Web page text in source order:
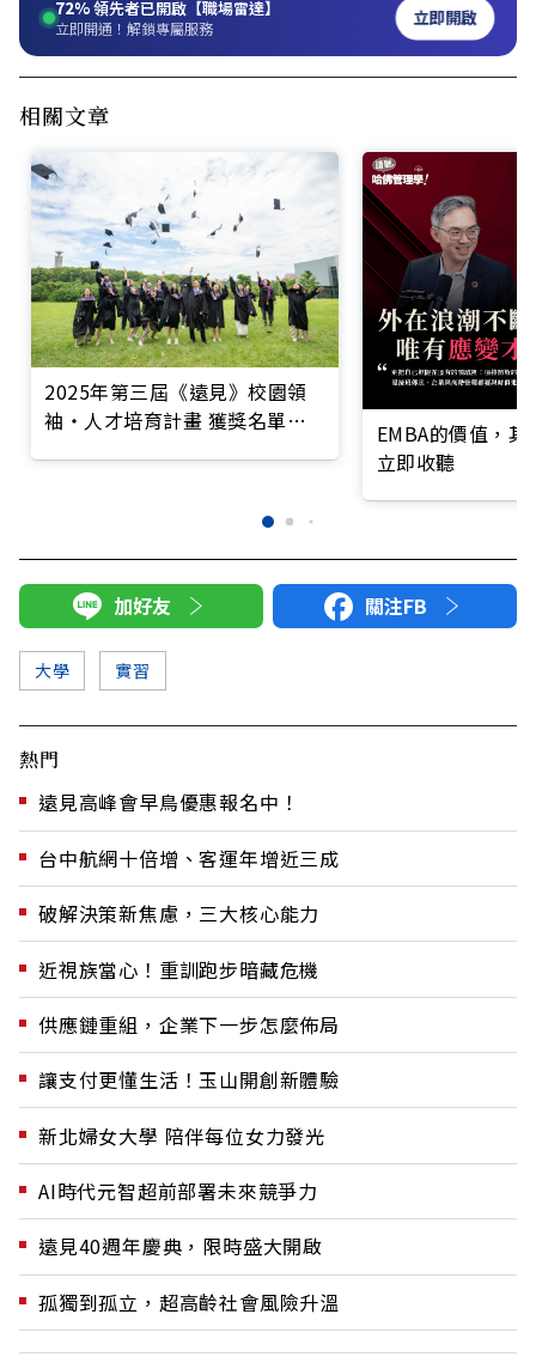
72%領先者已開啟【職場雷達】
立即開通！解鎖專屬服務 立即開啟
相關文章
2025年第三屆《遠見》校園領
袖‧人才培育計畫 獲獎名單揭
EMBA的價值，
立即收聽
加好友 關注FB
大學 實習
熱門
遠見高峰會早鳥優惠報名中！
台中航網十倍增、客運年增近三成
破解決策新焦慮，三大核心能力
近視族當心！重訓跑步暗藏危機
供應鏈重組，企業下一步怎麼佈局
讓支付更懂生活！玉山開創新體驗
新北婦女大學 陪伴每位女力發光
AI時代元智超前部署未來競爭力
遠見40週年慶典，限時盛大開啟
孤獨到孤立，超高齡社會風險升溫